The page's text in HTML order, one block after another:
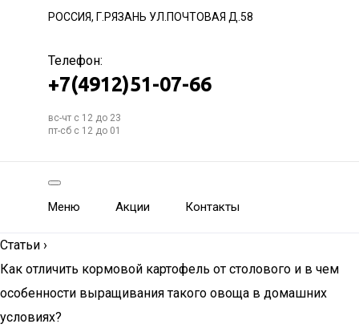
РОССИЯ, Г.РЯЗАНЬ УЛ.ПОЧТОВАЯ Д.58
Телефон:
+7(4912)51-07-66
вс-чт с 12 до 23
пт-сб с 12 до 01
Меню Акции Контакты
Статьи ›
Как отличить кормовой картофель от столового и в чем
особенности выращивания такого овоща в домашних
условиях?